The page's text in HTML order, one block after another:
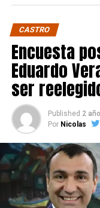
CASTRO
Encuesta
Eduardo
ser
Published 2
Por Nicolas